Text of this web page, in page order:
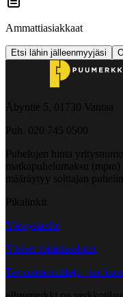
Ammattiasiakkaat
Etsi lähin jälleenmyyjäsi
Åbyntie 5, 01730 Vantaa
Puh. 020 745 0500
Puhelujen hinta
matkapuhelumaksu
määräytyy soittajan
Pikalinkit
Yhteystiedot
Yleiset toimitusehdot
Tavarantoimittaja - tee